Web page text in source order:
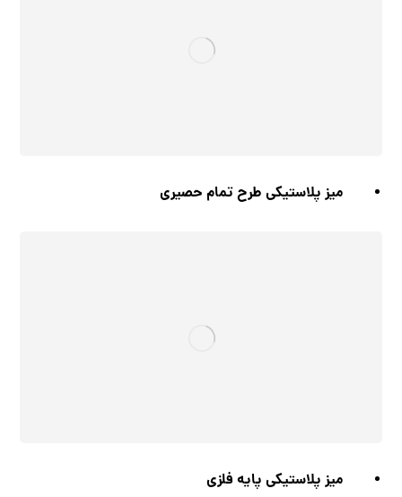
میز پلاستیکی طرح تمام حصیری
میز پلاستیکی پایه فلزی